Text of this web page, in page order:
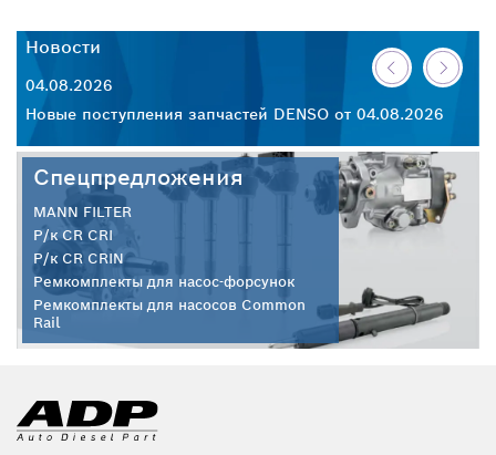
Новости
04.08.2026
Новые поступления запчастей DENSO от 04.08.2026
Спецпредложения
MANN FILTER
Р/к CR CRI
Р/к CR CRIN
Ремкомплекты для насос-форсунок
Ремкомплекты для насосов Common
Rail